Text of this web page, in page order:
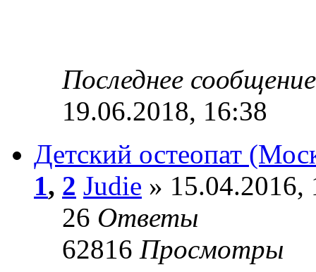
Последнее
19.06.2018, 16:38
Детский остеопат
1, 2 Judie » 15.04.2016,
26 Ответы
62816 Просмотры